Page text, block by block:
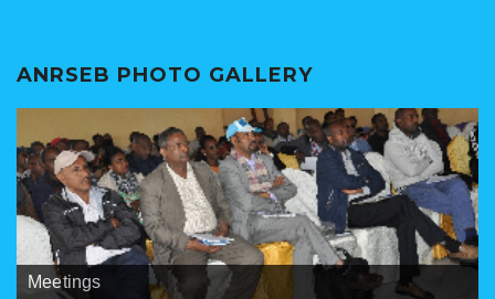
ANRSEB PHOTO GALLERY
ANRSEB Photo Gallery
Banners
Meetings